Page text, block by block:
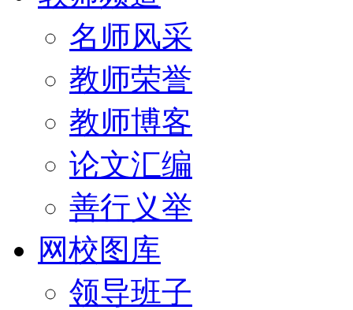
名师风采
教师荣誉
教师博客
论文汇编
善行义举
网校图库
领导班子